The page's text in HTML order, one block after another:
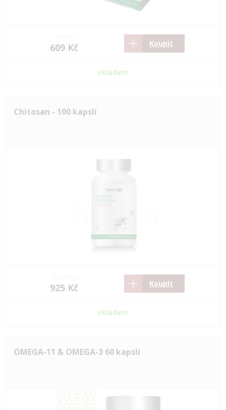
609 Kč Koupit
skladem
Chitosan - 100 kapslí
925 Kč Koupit
skladem
OMEGA-11 & OMEGA-3 60 kapslí